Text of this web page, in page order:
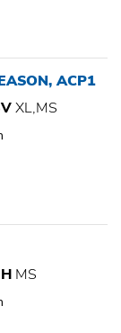
ACP1
XL,MS
MS